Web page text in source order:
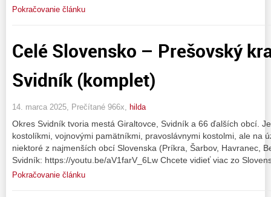
Pokračovanie článku
Celé Slovensko – Prešovský
Svidník (komplet)
14. marca 2025, Prečítané 966x, hilda
Okres Svidník tvoria mestá Giraltovce, Svidník a 66 ďalších obcí.
kostolíkmi, vojnovými pamätníkmi, pravoslávnymi kostolmi, ale na
niektoré z najmenších obcí Slovenska (Príkra, Šarbov, Havranec,
Svidník: https://youtu.be/aV1farV_6Lw Chcete vidieť viac zo
Pokračovanie článku